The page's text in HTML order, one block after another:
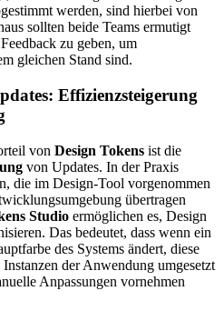
werden, sind hierbei von
sollten beide Teams ermutigt
zu geben, um
gleichen Stand sind.
Effizienzsteigerung
von Design Tokens ist die
von Updates. In der Praxis
die im Design-Tool vorgenommen
übertragen
Studio ermöglichen es, Design
Das bedeutet, dass wenn ein
des Systems ändert, diese
der Anwendung umgesetzt
Anpassungen vornehmen